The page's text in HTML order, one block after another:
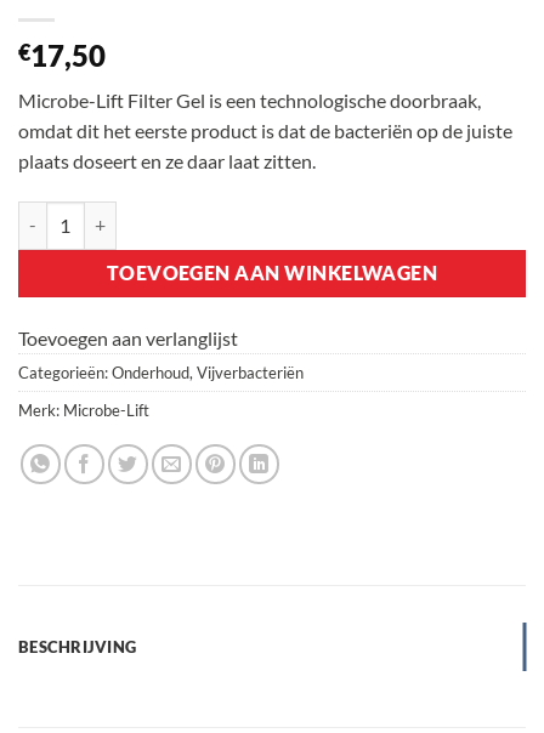
€17,50
Microbe-Lift Filter Gel is een technologische doorbraak,
omdat dit het eerste product is dat de bacteriën op de juiste
plaats doseert en ze daar laat zitten.
TOEVOEGEN AAN WINKELWAGEN
Toevoegen aan verlanglijst
Categorieën:Onderhoud, Vijverbacteriën
Merk: Microbe-Lift
BESCHRIJVING